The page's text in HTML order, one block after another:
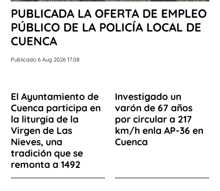
PUBLICADA LA OFERTA DE EMPLEO
PÚBLICO DE LA POLICÍA LOCAL DE
CUENCA
Publicado 6 Aug 2026 17:08
El Ayuntamiento de
Cuenca participa en
la liturgia de la
Virgen de Las
Nieves, una
tradición que se
remonta a 1492
Investigado un
varón de 67 años
por circular a 217
km/h enla AP-36 en
Cuenca